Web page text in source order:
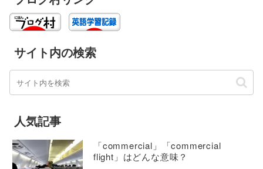
サイト内の検索
人気記事
「commercial」「commercial
flight」はどんな意味？